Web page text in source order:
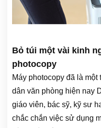
Bỏ túi một vài kinh
photocopy
Máy photocopy đã là
dân văn phòng hiện nay
giáo viên, bác sỹ, kỹ sư
chắc chắn việc sử dụng